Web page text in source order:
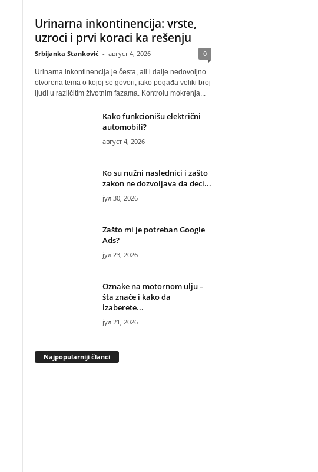
Urinarna inkontinencija: vrste,
uzroci i prvi koraci ka rešenju
Srbijanka Stanković - август 4, 2026 0
Urinarna inkontinencija je česta, ali i dalje nedovoljno
otvorena tema o kojoj se govori, iako pogađa veliki broj
ljudi u različitim životnim fazama. Kontrolu mokrenja...
Kako funkcionišu električni
automobili?
август 4, 2026
Ko su nužni naslednici i zašto
zakon ne dozvoljava da deci...
јул 30, 2026
Zašto mi je potreban Google
Ads?
јул 23, 2026
Oznake na motornom ulju –
šta znače i kako da
izaberete...
јул 21, 2026
Najpopularniji članci